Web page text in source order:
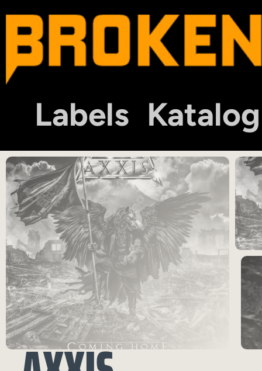
Labels Katalog